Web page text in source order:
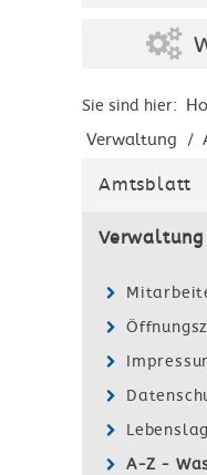
Sie sind hier:
Verwaltung /
Amtsblatt
Verwaltung
A-Z -